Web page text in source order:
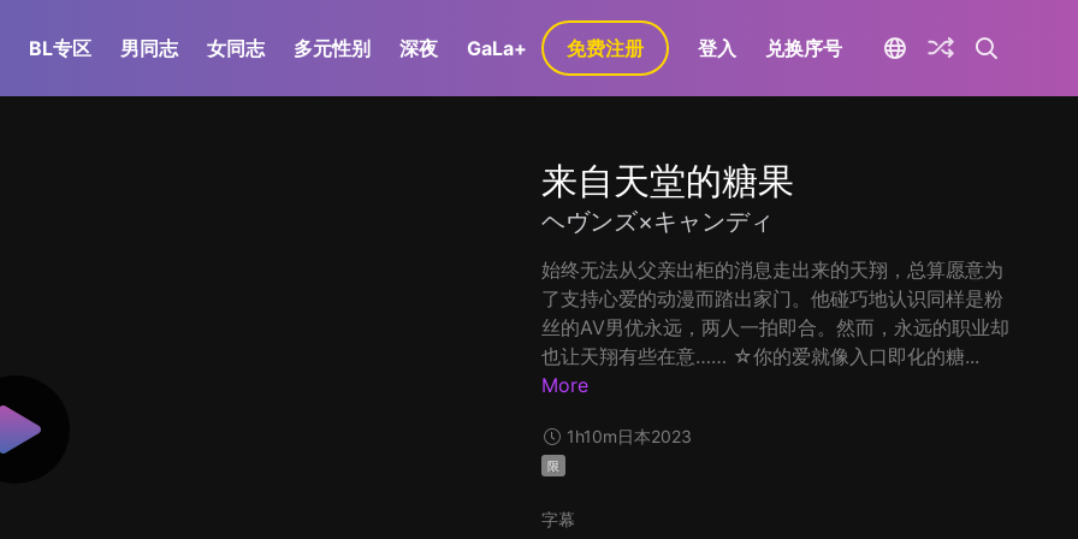
BL专区 男同志 女同志 多元性别 深夜 GaLa+ 免费注册 登入 兑换序号
来自天堂的糖果
ヘヴンズ×キャンディ
始终无法从父亲出柜的消息走出来的天翔，总算愿意为
了支持心爱的动漫而踏出家门。他碰巧地认识同样是粉
丝的AV男优永远，两人一拍即合。然而，永远的职业却
也让天翔有些在意…… ☆你的爱就像入口即化的糖...
More
1h10m日本2023
限
字幕